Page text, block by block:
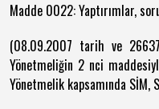
Madde 0022: Yaptırımlar,
(08.09.2007 tarih ve 26637
Yönetmeliğin 2 nci
Yönetmelik kapsamında